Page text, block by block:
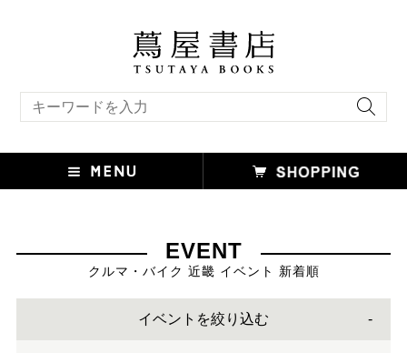
EVENT
クルマ・バイク 近畿 イベント 新着順
イベントを絞り込む